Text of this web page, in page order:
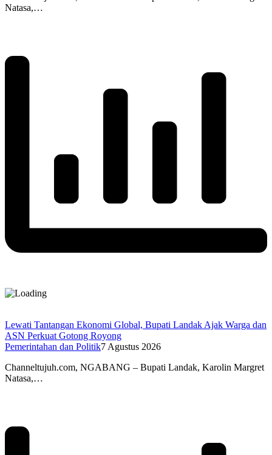
Natasa,…
Lewati Tantangan Ekonomi Global, Bupati Landak Ajak Warga dan
ASN Perkuat Gotong Royong
Pemerintahan dan Politik7 Agustus 2026
Channeltujuh.com, NGABANG – Bupati Landak, Karolin Margret
Natasa,…